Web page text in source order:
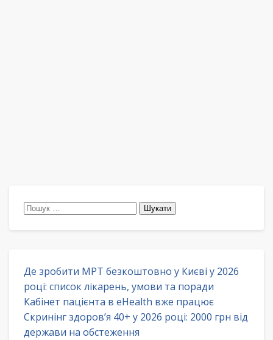
Пошук:
Де зробити МРТ безкоштовно у Києві у 2026
році: список лікарень, умови та поради
Кабінет пацієнта в eHealth вже працює
Скринінг здоров’я 40+ у 2026 році: 2000 грн від
держави на обстеження